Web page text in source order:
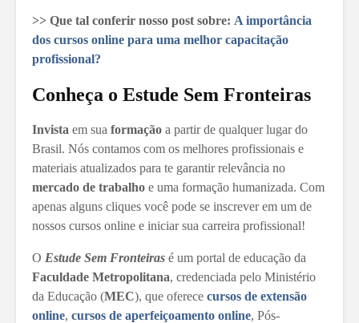
>> Que tal conferir nosso post sobre: A importância
dos cursos online para uma melhor capacitação
profissional?
Conheça o Estude Sem Fronteiras
Invista em sua formação a partir de qualquer lugar do
Brasil. Nós contamos com os melhores profissionais e
materiais atualizados para te garantir relevância no
mercado de trabalho e uma formação humanizada. Com
apenas alguns cliques você pode se inscrever em um de
nossos cursos online e iniciar sua carreira profissional!
O Estude Sem Fronteiras é um portal de educação da
Faculdade Metropolitana, credenciada pelo Ministério
da Educação (MEC), que oferece cursos de extensão
online, cursos de aperfeiçoamento online, Pós-